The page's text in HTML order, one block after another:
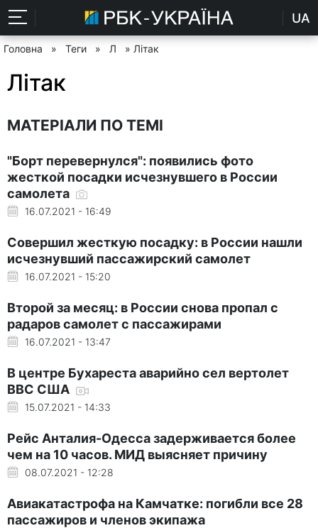
UA
Головна » Теги » Л » Літак
Літак
МАТЕРІАЛИ ПО ТЕМІ
"Борт перевернулся": появились фото
жесткой посадки исчезнувшего в России
самолета
16.07.2021 - 16:49
Совершил жесткую посадку: в России нашли
исчезнувший пассажирский самолет
16.07.2021 - 15:20
Второй за месяц: в России снова пропал с
радаров самолет с пассажирами
16.07.2021 - 13:47
В центре Бухареста аварийно сел вертолет
ВВС США
15.07.2021 - 14:33
Рейс Анталия-Одесса задерживается более
чем на 10 часов. МИД выясняет причину
08.07.2021 - 12:28
Авиакатастрофа на Камчатке: погибли все 28
пассажиров и членов экипажа